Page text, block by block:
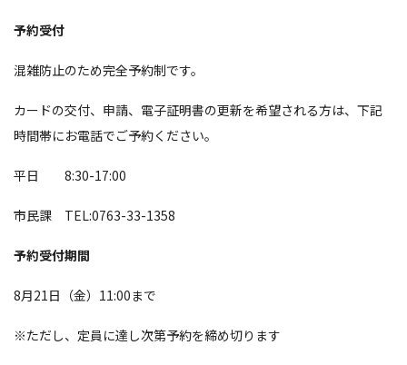
予約受付
混雑防止のため完全予約制です。
カードの交付、申請、電子証明書の更新を希望される方は、下記
時間帯にお電話でご予約ください。
平日 8:30-17:00
市民課 TEL:0763-33-1358
予約受付期間
8月21日（金）11:00まで
※ただし、定員に達し次第予約を締め切ります